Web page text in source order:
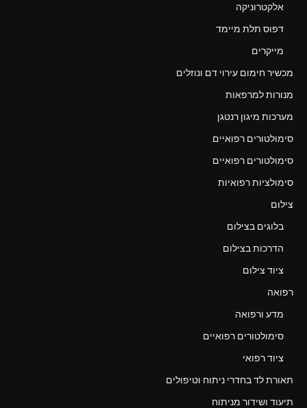
אלקטרוניקה
דפוס תלת מיימד
מייקרים
מכשיר חימום עירוי דם ונוזלים
מנורות למרפאות
מערכות מיגון רנטגן
סימולטורים רפואיים
סימולטורים רפואיים
סימולציות רפואיות
צילום
בלוגים בצילום
הדרכות בצילום
ציוד צילום
רפואה
מדע ורפואה
סימולטורים רפואיים
ציוד רפואי
תאורת לד בחדרי ניתוח וטיפולים
תיעוד ושידור מניתוח